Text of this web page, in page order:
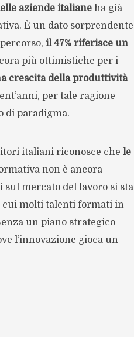
aziende italiane ha già
È un dato sorprendente
il 47% riferisce un
più ottimistiche per i
crescita della produttività
per tale ragione
di paradigma.
italiani riconosce che le
non è ancora
sul mercato del lavoro si sta
cui molti talenti formati in
un piano strategico
l’innovazione gioca un